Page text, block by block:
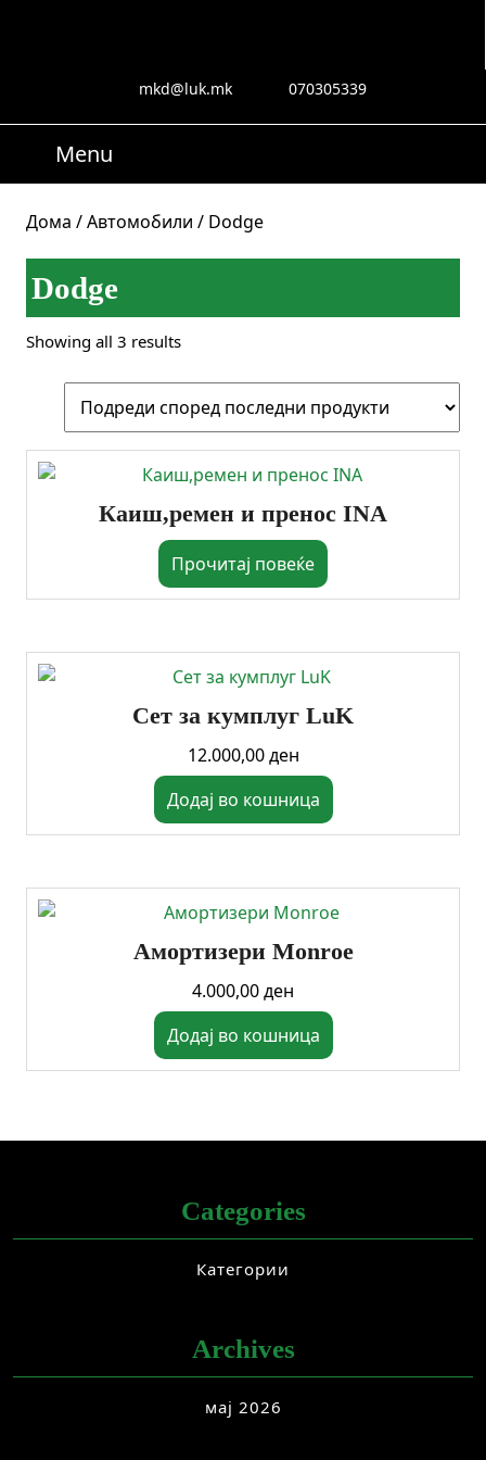
mkd@luk.mk mkd@luk.mk070305339
Menu
Дома /Автомобили / Dodge
Dodge
Showing all 3 resultsSorted
Каиш,ремен и пренос INA
Прочитај повеќе
Сет за кумплуг LuK
12.000,00ден
Додај во кошница
Амортизери Monroe
4.000,00ден
Додај во кошница
Categories
Категории
Archives
мај 2026